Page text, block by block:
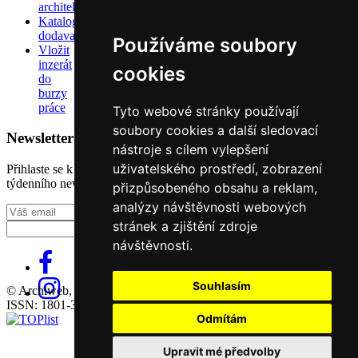
Používáme soubory
cookies
Tyto webové stránky používají
soubory cookies a další sledovací
nástroje s cílem vylepšení
uživatelského prostředí, zobrazení
přizpůsobeného obsahu a reklam,
analýzy návštěvnosti webových
stránek a zjištění zdroje
návštěvnosti.
Souhlasím
Odmítám
Upravit mé předvolby
architektů
Katalog
dodavatelů
Vložit
inzerát
do
burzy
práce
Newsletter
Přihlaste se k odběru našeho pravidelného
týdenního newsletteru:
Fill in „nospam“
© Archiweb, s.r.o. 1997-2026
ISSN: 1801-3902